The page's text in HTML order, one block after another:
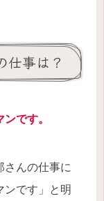
仕事は？
です。
さんの仕事に
ンです」と明